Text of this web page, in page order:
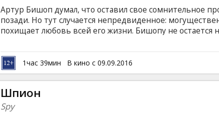
Артур Бишоп думал, что оставил свое сомнительное
позади. Но тут случается непредвиденное:
похищает любовь всей его жизни. Бишопу не остается
придется в своем фирменном стиле – они будут
случаи... Фильм на английском языке с субтитрами на
языках.
1час 39мин В кино с 09.09.2016
Шпион
Spy